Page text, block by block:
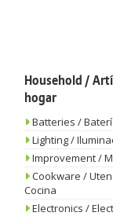
Household /
hogar
Batteries /
Lighting /
Improvement /
Cookware /
Cocina
Electronics /